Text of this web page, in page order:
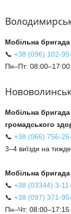
Мобільна
📞 +38 (096) 102-
Пн–Пт: 08:00–17:00
Мобільна бригада
громадського
📞 +38 (066) 756-
3–4 виїзди на
Мобільна
📞 +38 (03344) 3-
📞 +38 (097) 371-
Пн–Чт: 08:00–17:15